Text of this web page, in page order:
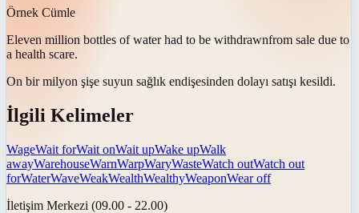
Örnek Cümle
Eleven million bottles of water had to be withdrawnfrom sale due to
a health scare.
On bir milyon şişe suyun sağlık endişesinden dolayı satışı kesildi.
İlgili Kelimeler
WageWait forWait onWait upWake upWalk
awayWarehouseWarnWarpWaryWasteWatch outWatch out
forWaterWaveWeakWealthWealthyWeaponWear off
İletişim Merkezi (09.00 - 22.00)